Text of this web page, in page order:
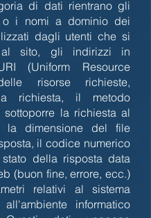
di dati rientrano gli
o i nomi a dominio dei
dagli utenti che si
al sito, gli indirizzi in
(Uniform Resource
risorse richieste,
richiesta, il metodo
sottoporre la richiesta al
la dimensione del file
il codice numerico
della risposta data
(buon fine, errore, ecc.)
relativi al sistema
informatico